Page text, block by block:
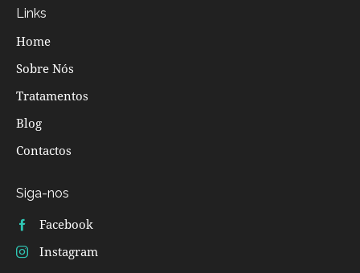
Links
Home
Sobre Nós
Tratamentos
Blog
Contactos
Siga-nos
Facebook
Instagram